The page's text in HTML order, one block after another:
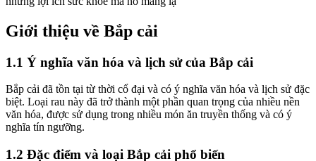
Giới thiệu về Bắp cải
1.1 Ý nghĩa văn hóa và lịch sử của Bắp cải
Bắp cải đã tồn tại từ thời cổ đại và có ý nghĩa văn hóa và lịch sử đặc
biệt. Loại rau này đã trở thành một phần quan trọng của nhiều nền
văn hóa, được sử dụng trong nhiều món ăn truyền thống và có ý
nghĩa tín ngưỡng.
1.2 Đặc điểm và loại Bắp cải phổ biến